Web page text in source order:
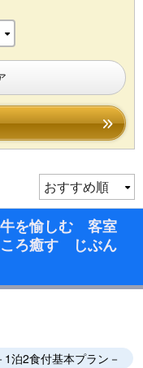
牛を愉しむ 客室
ろ癒す じぶん
泊2食付基本プラン－